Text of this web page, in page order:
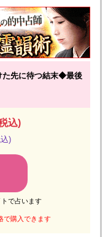
た先に待つ結末◆最後
込)
)
で占います
で購入できます